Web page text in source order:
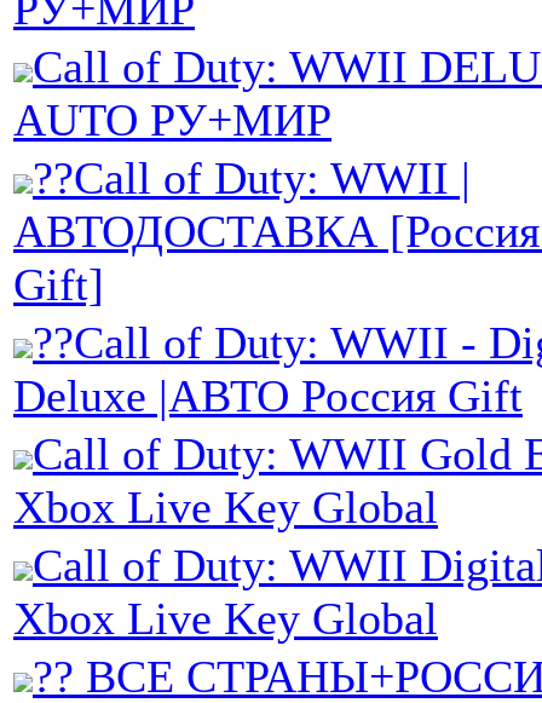
Call of Duty: WWII
AUTO РУ+МИР
??Call of Duty: WWII |
АВТОДОСТАВКА [Россия
Gift]
??Call of Duty: WWII -
Deluxe |АВТО Россия Gift
Call of Duty: WWII Gold
Xbox Live Key Global
Call of Duty: WWII
Xbox Live Key Global
?? ВСЕ